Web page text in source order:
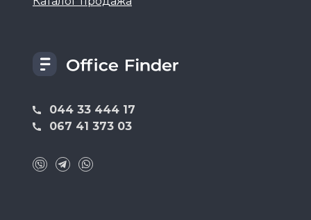
044 33 444 17
067 41 373 03